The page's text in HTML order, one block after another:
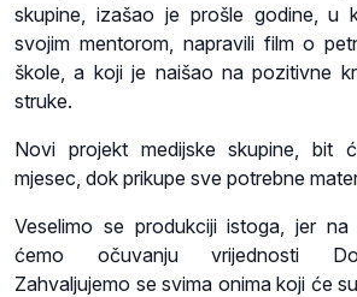
skupine, izašao je prošle godine, u
svojim mentorom, napravili film o
škole, a koji je naišao na pozitivne
struke.
Novi projekt medijske skupine, bit
mjesec, dok prikupe sve potrebne
Veselimo se produkciji istoga, jer
ćemo očuvanju vrijednosti
Zahvaljujemo se svima onima koji će